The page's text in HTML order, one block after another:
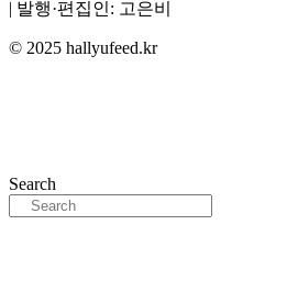
| 발행·편집인: 고은비
© 2025 hallyufeed.kr
Search